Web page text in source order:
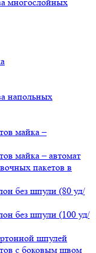
напольных
майка –
майка – автомат
пакетов в
без шпули (80 уд/
без шпули (100 уд/
шпулей
с боковым швом